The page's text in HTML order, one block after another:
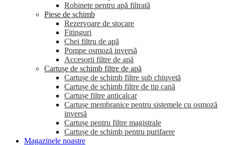
Robinete pentru apă filtrată
Piese de schimb
Rezervoare de stocare
Fitinguri
Chei filtru de apă
Pompe osmoză inversă
Accesorii filtre de apă
Cartușe de schimb filtre de apă
Cartușe de schimb filtre sub chiuvetă
Cartușe de schimb filtre de tip cană
Cartușe filtre anticalcar
Cartușe membranice pentru sistemele cu osmoză
inversă
Cartușe pentru filtre magistrale
Cartușe de schimb pentru purifaere
Magazinele noastre